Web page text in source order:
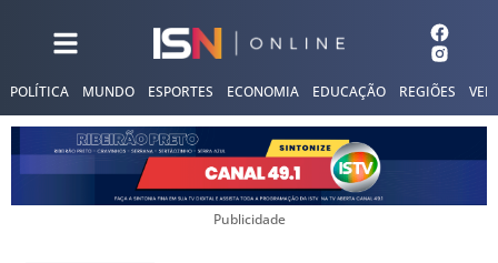
POLÍTICA MUNDO ESPORTES ECONOMIA EDUCAÇÃO REGIÕES
Publicidade